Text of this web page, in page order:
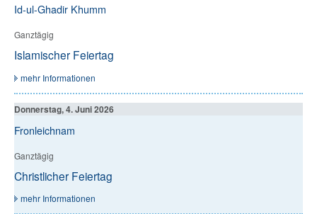
Id-ul-Ghadir Khumm
Ganztägig
Islamischer Feiertag
mehr Informationen
Donnerstag, 4. Juni 2026
Fronleichnam
Ganztägig
Christlicher Feiertag
mehr Informationen